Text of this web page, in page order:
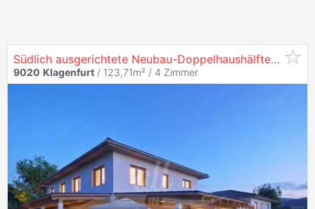
Südlich ausgerichtete Neubau-Doppelhaushälfte mit großzügigem Garten in
9020 Klagenfurt / 123,71m² / 4 Zimmer